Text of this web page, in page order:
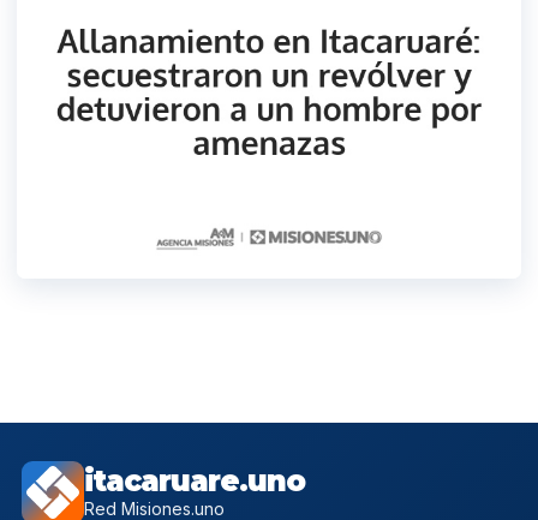
itacaruare.uno
Red Misiones.uno